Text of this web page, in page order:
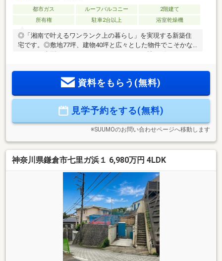
都市ガス ルーフバルコニー
2階建て
所有権
駐車2台以上 浴室乾燥機
◎「湘南で叶えるワンランク上の暮らし」を実現する新築住
宅です。◎敷地77坪、建物40坪と広々とした物件でこそかな
コニー。◎見た目のおしゃれさだけでなく、パントリー、
SIC、WIC、小屋裏等の豊富な収納、制震ダンパーや電動シャ
っております。完成済みの施工例等のご案内も可能となって
おりますので、ぜひお気軽にお問い合わせください。
資料をもらう(無料)
見学予約をする(無料)
※SUUMOのお問い合わせページへ移動します
神奈川県鎌倉市七里ガ浜１ 6,980万円 4LDK